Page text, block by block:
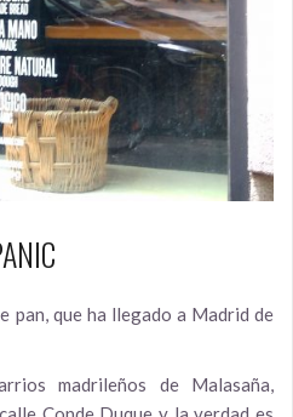
pan, que ha llegado a Madrid de
madrileños de Malasaña,